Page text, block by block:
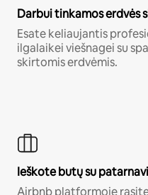
Darbui tinkamos erdvės
Esate keliaujantis
ilgalaikei viešnagei su
skirtomis erdvėmis.
Ieškote butų su
Airbnb platformoje